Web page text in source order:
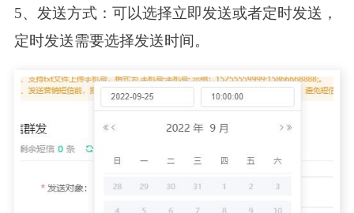
5、发送方式：可以选择立即发送或者定时发送，
定时发送需要选择发送时间。